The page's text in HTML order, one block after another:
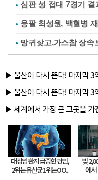
심판 성 접대 7경기
응팔 최성원, 백혈병